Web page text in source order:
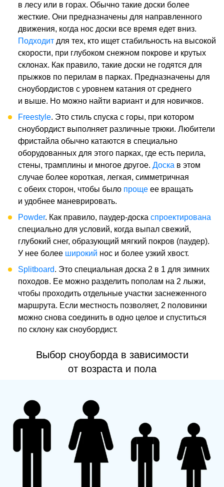
в лесу или в горах. Обычно такие доски более
жесткие. Они предназначены для направленного
движения, когда нос доски все время едет вниз.
Подходит для тех, кто ищет стабильность на высокой
скорости, при глубоком снежном покрове и крутых
склонах. Как правило, такие доски не годятся для
прыжков по перилам в парках. Предназначены для
сноубордистов с уровнем катания от среднего
и выше. Но можно найти вариант и для новичков.
Freestyle. Это стиль спуска с горы, при котором
сноубордист выполняет различные трюки. Любители
фристайла обычно катаются в специально
оборудованных для этого парках, где есть перила,
стены, трамплины и многое другое. Доска в этом
случае более короткая, легкая, симметричная
с обеих сторон, чтобы было проще ее вращать
и удобнее маневрировать.
Powder. Как правило, паудер-доска спроектирована
специально для условий, когда выпал свежий,
глубокий снег, образующий мягкий покров (паудер).
У нее более широкий нос и более узкий хвост.
Splitboard. Это специальная доска 2 в 1 для зимних
походов. Ее можно разделить пополам на 2 лыжи,
чтобы проходить отдельные участки заснеженного
маршрута. Если местность позволяет, 2 половинки
можно снова соединить в одно целое и спуститься
по склону как сноубордист.
Выбор сноуборда в зависимости
от возраста и пола